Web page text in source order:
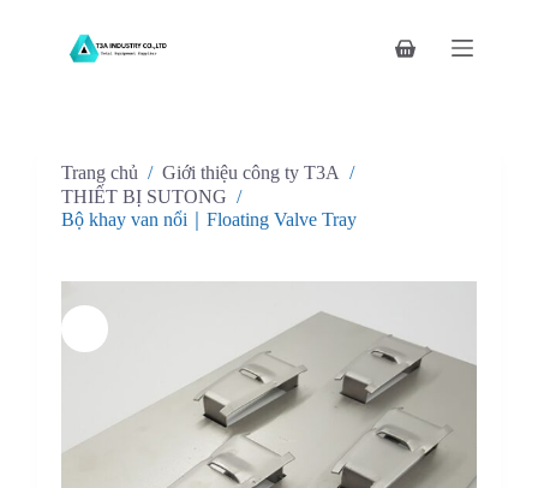
Giỏ
Trang chủ / Giới thiệu công ty T3A
/
THIẾT BỊ SUTONG /
Bộ khay van nổi｜Floating Valve Tray